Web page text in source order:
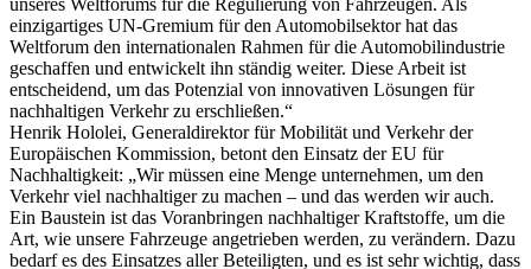
einzigartiges UN-Gremium für den Automobilsektor hat das
Weltforum den internationalen Rahmen für die Automobilindustrie
geschaffen und entwickelt ihn ständig weiter. Diese Arbeit ist
entscheidend, um das Potenzial von innovativen Lösungen für
nachhaltigen Verkehr zu erschließen.“
Henrik Hololei, Generaldirektor für Mobilität und Verkehr der
Europäischen Kommission, betont den Einsatz der EU für
Nachhaltigkeit: „Wir müssen eine Menge unternehmen, um den
Verkehr viel nachhaltiger zu machen – und das werden wir auch.
Ein Baustein ist das Voranbringen nachhaltiger Kraftstoffe, um die
Art, wie unsere Fahrzeuge angetrieben werden, zu verändern. Dazu
bedarf es des Einsatzes aller Beteiligten, und es ist sehr wichtig, dass